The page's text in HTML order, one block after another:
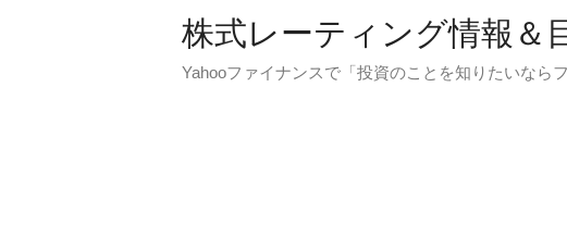
株式レーティング情報＆
Yahooファイナンスで「投資のことを知りたいなら